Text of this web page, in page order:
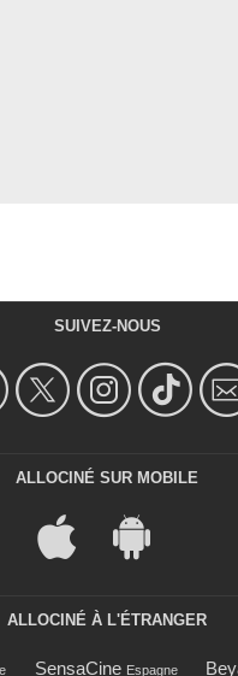
SUIVEZ-NOUS
ALLOCINÉ SUR MOBILE
ALLOCINÉ À L'ÉTRANGER
SensaCine Espagne